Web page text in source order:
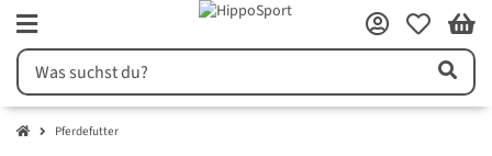
Pferdefutter